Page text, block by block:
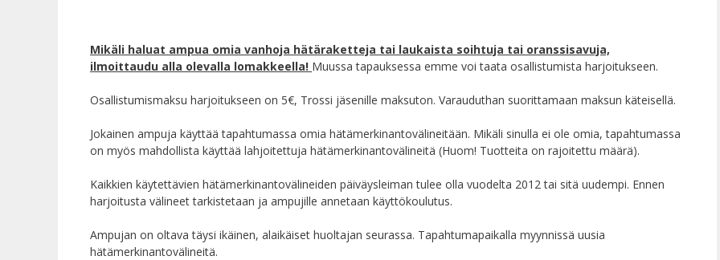
Mikäli haluat ampua omia vanhoja hätäraketteja tai laukaista soihtuja tai oranssisavuja,
ilmoittaudu alla olevalla lomakkeella! Muussa tapauksessa emme voi taata osallistumista harjoitukseen.
Osallistumismaksu harjoitukseen on 5€, Trossi jäsenille maksuton. Varauduthan suorittamaan maksun käteisellä.
Jokainen ampuja käyttää tapahtumassa omia hätämerkinantovälineitään. Mikäli sinulla ei ole omia, tapahtumassa
on myös mahdollista käyttää lahjoitettuja hätämerkinantovälineitä (Huom! Tuotteita on rajoitettu määrä).
Kaikkien käytettävien hätämerkinantovälineiden päiväysleiman tulee olla vuodelta 2012 tai sitä uudempi. Ennen
harjoitusta välineet tarkistetaan ja ampujille annetaan käyttökoulutus.
Ampujan on oltava täysi ikäinen, alaikäiset huoltajan seurassa. Tapahtumapaikalla myynnissä uusia
hätämerkinantovälineitä.